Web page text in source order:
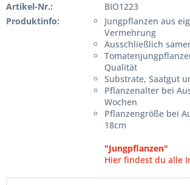
Artikel-Nr.:
BIO1223
Produktinfo:
Jungpflanzen aus
Vermehrung
Ausschließlich
Qualität
Substrate, Saatgut
Pflanzenalter bei
Wochen
Pflanzengröße bei
18cm
"Jungpflanzen"
Hier findest du alle